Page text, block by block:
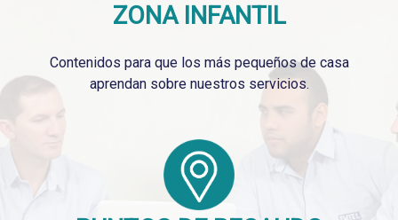
ZONA INFANTIL
Contenidos para que los más pequeños de casa
aprendan sobre nuestros servicios.